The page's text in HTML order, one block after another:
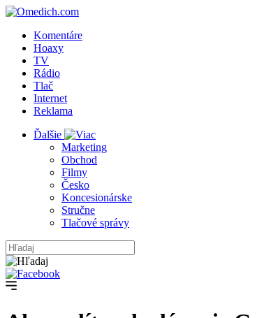
Komentáre
Hoaxy
TV
Rádio
Tlač
Internet
Reklama
Ďalšie
Marketing
Obchod
Filmy
Česko
Koncesionárske
Stručne
Tlačové správy